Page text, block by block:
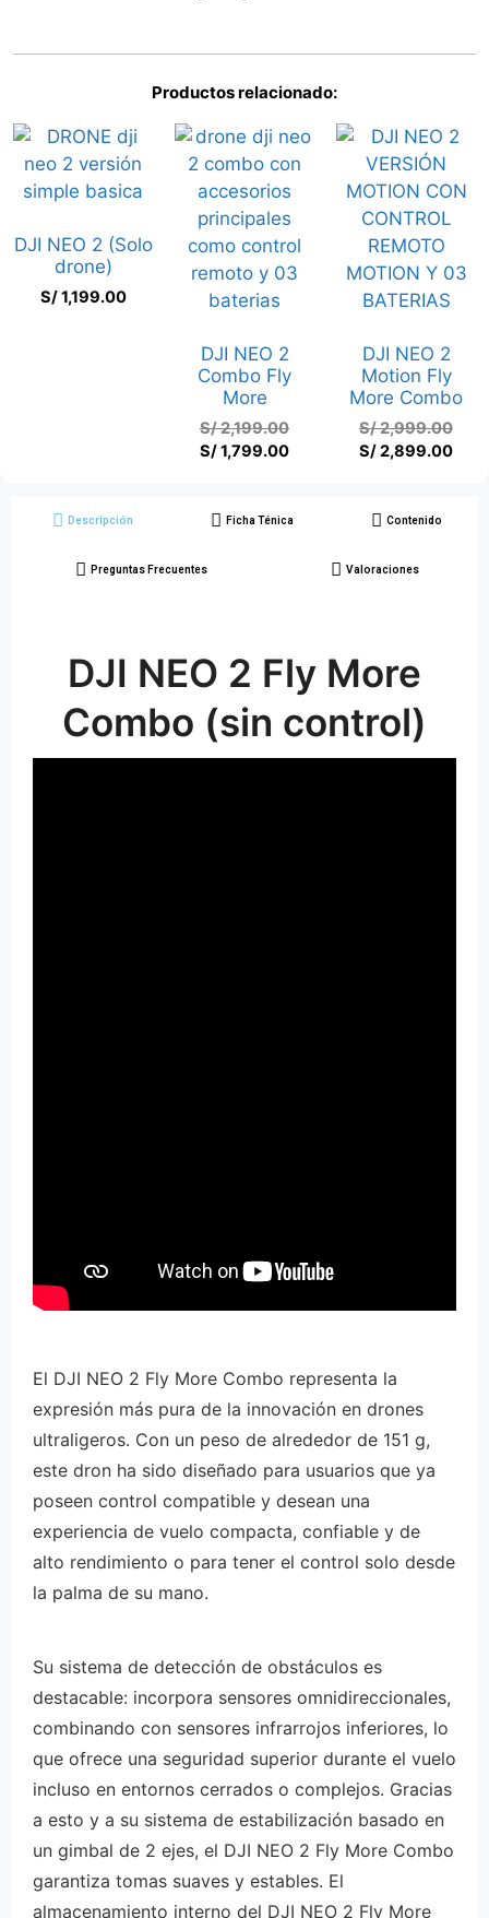
Productos relacionado:
DJI NEO 2 (Solo
drone)
S/1,199.00
DJI NEO 2
Combo Fly
More
S/2,199.00
S/1,799.00
DJI NEO 2
Motion Fly
More Combo
S/2,999.00
S/2,899.00
Descripción Ficha Ténica Contenido
Preguntas Frecuentes Valoraciones
DJI NEO 2 Fly More
Combo (sin control)
El DJI NEO 2 Fly More Combo representa la
expresión más pura de la innovación en drones
ultraligeros. Con un peso de alrededor de 151 g,
este dron ha sido diseñado para usuarios que ya
poseen control compatible y desean una
experiencia de vuelo compacta, confiable y de
alto rendimiento o para tener el control solo desde
la palma de su mano.
Su sistema de detección de obstáculos es
destacable: incorpora sensores omnidireccionales,
combinando con sensores infrarrojos inferiores, lo
que ofrece una seguridad superior durante el vuelo
incluso en entornos cerrados o complejos. Gracias
a esto y a su sistema de estabilización basado en
un gimbal de 2 ejes, el DJI NEO 2 Fly More Combo
garantiza tomas suaves y estables. El
almacenamiento interno del DJI NEO 2 Fly More